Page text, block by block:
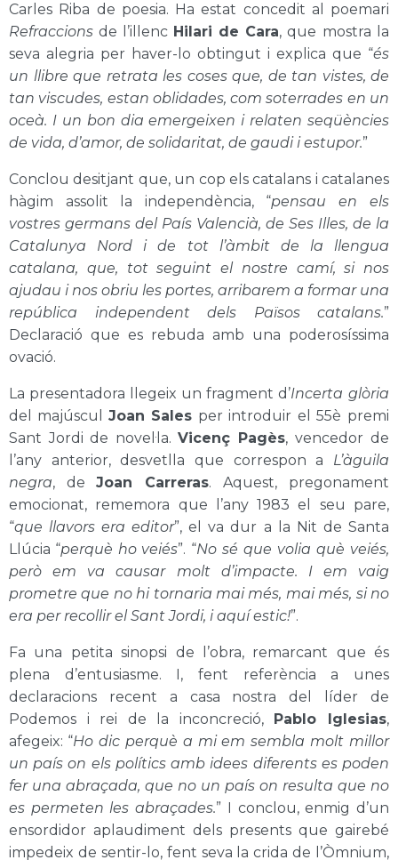
Carles Riba de poesia. Ha estat concedit al poemari
Refraccions de l’illenc Hilari de Cara, que mostra la
seva alegria per haver-lo obtingut i explica que “és
un llibre que retrata les coses que, de tan vistes, de
tan viscudes, estan oblidades, com soterrades en un
oceà. I un bon dia emergeixen i relaten seqüències
de vida, d’amor, de solidaritat, de gaudi i estupor.”
Conclou desitjant que, un cop els catalans i catalanes
hàgim assolit la independència, “pensau en els
vostres germans del País Valencià, de Ses Illes, de la
Catalunya Nord i de tot l’àmbit de la llengua
catalana, que, tot seguint el nostre camí, si nos
ajudau i nos obriu les portes, arribarem a formar una
república independent dels Països catalans.”
Declaració que es rebuda amb una poderosíssima
ovació.
La presentadora llegeix un fragment d’Incerta glòria
del majúscul Joan Sales per introduir el 55è premi
Sant Jordi de novel·la. Vicenç Pagès, vencedor de
l’any anterior, desvetlla que correspon a L’àguila
negra, de Joan Carreras. Aquest, pregonament
emocionat, rememora que l’any 1983 el seu pare,
“que llavors era editor”, el va dur a la Nit de Santa
Llúcia “perquè ho veiés”. “No sé que volia què veiés,
però em va causar molt d’impacte. I em vaig
prometre que no hi tornaria mai més, mai més, si no
era per recollir el Sant Jordi, i aquí estic!”.
Fa una petita sinopsi de l’obra, remarcant que és
plena d’entusiasme. I, fent referència a unes
declaracions recent a casa nostra del líder de
Podemos i rei de la inconcreció, Pablo Iglesias,
afegeix: “Ho dic perquè a mi em sembla molt millor
un país on els polítics amb idees diferents es poden
fer una abraçada, que no un país on resulta que no
es permeten les abraçades.” I conclou, enmig d’un
ensordidor aplaudiment dels presents que gairebé
impedeix de sentir-lo, fent seva la crida de l’Òmnium,